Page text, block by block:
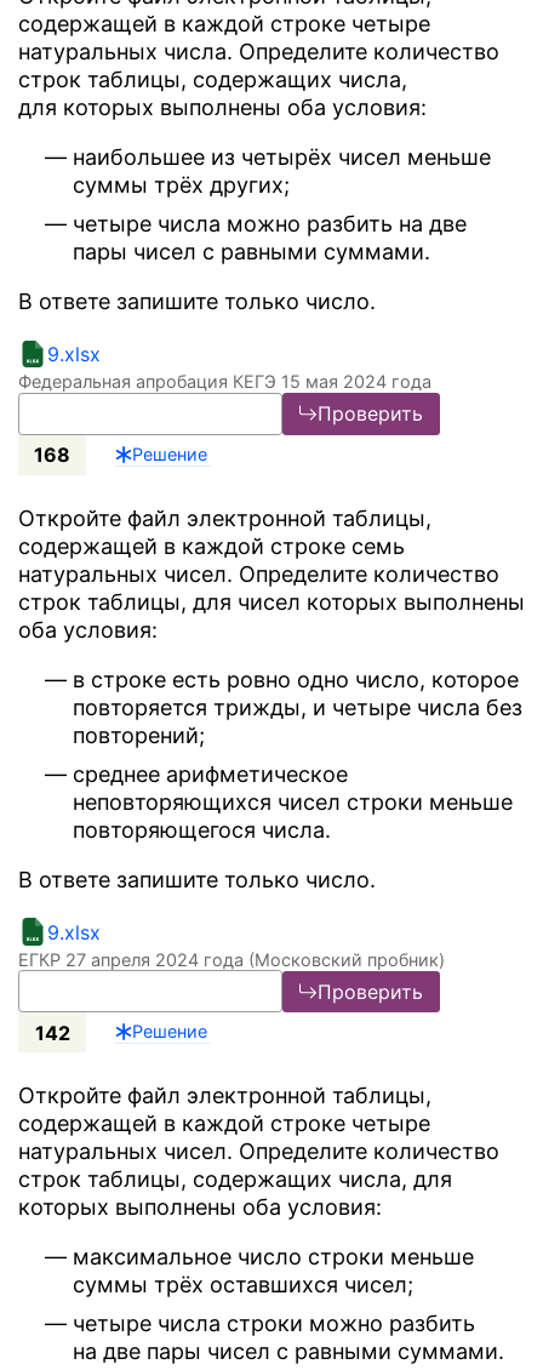
содержащей в каждой строке четыре
натуральных числа. Определите количество
строк таблицы, содержащих числа,
для которых выполнены оба условия:
наибольшее из четырёх чисел меньше
суммы трёх других;
четыре числа можно разбить на две
пары чисел с равными суммами.
В ответе запишите только число.
9.xlsx
Федеральная апробация КЕГЭ 15 мая 2024 года
Проверить
168
Откройте файл электронной таблицы,
содержащей в каждой строке семь
натуральных чисел. Определите количество
строк таблицы, для чисел которых выполнены
оба условия:
в строке есть ровно одно число, которое
повторяется трижды, и четыре числа без
повторений;
среднее арифметическое
неповторяющихся чисел строки меньше
повторяющегося числа.
В ответе запишите только число.
9.xlsx
ЕГКР 27 апреля 2024 года (Московский пробник)
Проверить
Решение
142
Откройте файл электронной таблицы,
содержащей в каждой строке четыре
натуральных чисел. Определите количество
строк таблицы, содержащих числа, для
которых выполнены оба условия:
максимальное число строки меньше
суммы трёх оставшихся чисел;
четыре числа строки можно разбить
на две пары чисел с равными суммами.
Решение